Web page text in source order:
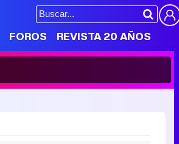
FOROS REVISTA 20 AÑOS